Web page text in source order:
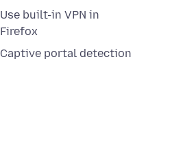
Use built-in VPN in
Firefox
Captive portal detection